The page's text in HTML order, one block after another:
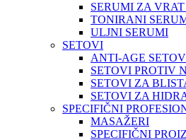
SERUMI ZA
TONIRANI
ULJNI SERUMI
SETOVI
ANTI-AGE
SETOVI PROTIV
SETOVI ZA
SETOVI ZA
SPECIFIČNI
MASAŽERI
SPECIFIČNI